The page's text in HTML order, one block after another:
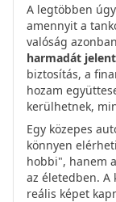
A legtöbben
amennyit a
valóság
harmadát
biztosítás, a
hozam
kerülhetnek,
Egy közepes
könnyen
hobbi", hanem
az életedben. A
reális képet